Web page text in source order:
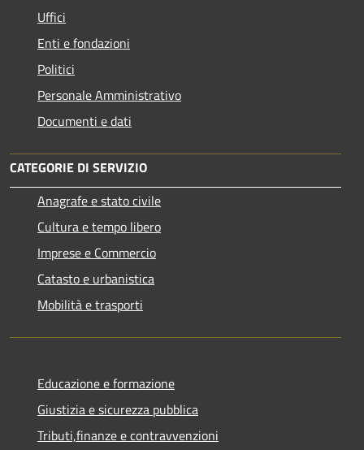
Uffici
Enti e fondazioni
Politici
Personale Amministrativo
Documenti e dati
CATEGORIE DI SERVIZIO
Anagrafe e stato civile
Cultura e tempo libero
Imprese e Commercio
Catasto e urbanistica
Mobilità e trasporti
Educazione e formazione
Giustizia e sicurezza pubblica
Tributi,finanze e contravvenzioni